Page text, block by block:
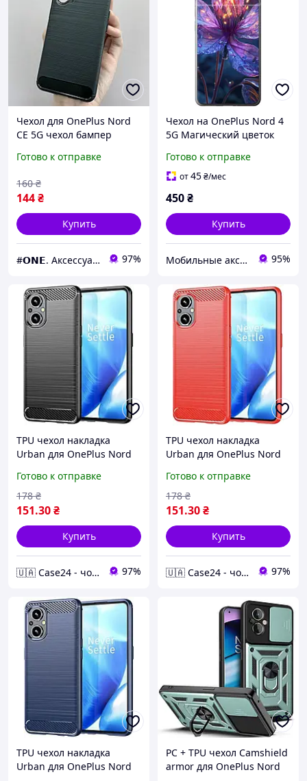
Чехол для OnePlus Nord
CE 5G чехол бампер
ванплас норд се 5г
Готово к отправке
144₴
160 ₴
Купить
#𝗢𝗡𝗘. Аксессуары к смартфонам 97%
Чехол на OnePlus Nord 4
5G Магический цветок
Готово к отправке
от45₴/мес
450₴
Купить
Мобильные аксессуары 95%
TPU чехол накладка
Urban для OnePlus Nord
Готово к отправке
151.30₴
178 ₴
Купить
🇺🇦 Case24 - чохли та аксесуари для смартфонів та планшетів 97%
TPU чехол накладка
Urban для OnePlus Nord
Готово к отправке
151.30₴
178 ₴
Купить
🇺🇦 Case24 - чохли та аксесуари для смартфонів та планшетів 97%
TPU чехол накладка
Urban для OnePlus Nord
PC + TPU чехол Camshield
armor для OnePlus Nord